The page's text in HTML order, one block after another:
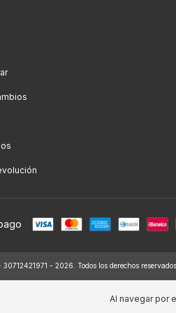
Al navegar por
- 2026. Todos los derechos